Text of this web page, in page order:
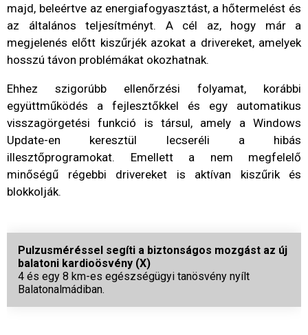
majd, beleértve az energiafogyasztást, a hőtermelést és
az általános teljesítményt. A cél az, hogy már a
megjelenés előtt kiszűrjék azokat a drivereket, amelyek
hosszú távon problémákat okozhatnak.
Ehhez szigorúbb ellenőrzési folyamat, korábbi
együttműködés a fejlesztőkkel és egy automatikus
visszagörgetési funkció is társul, amely a Windows
Update-en keresztül lecseréli a hibás
illesztőprogramokat. Emellett a nem megfelelő
minőségű régebbi drivereket is aktívan kiszűrik és
blokkolják.
Pulzusméréssel segíti a biztonságos mozgást az új
balatoni kardioösvény (X)
4 és egy 8 km-es egészségügyi tanösvény nyílt
Balatonalmádiban.